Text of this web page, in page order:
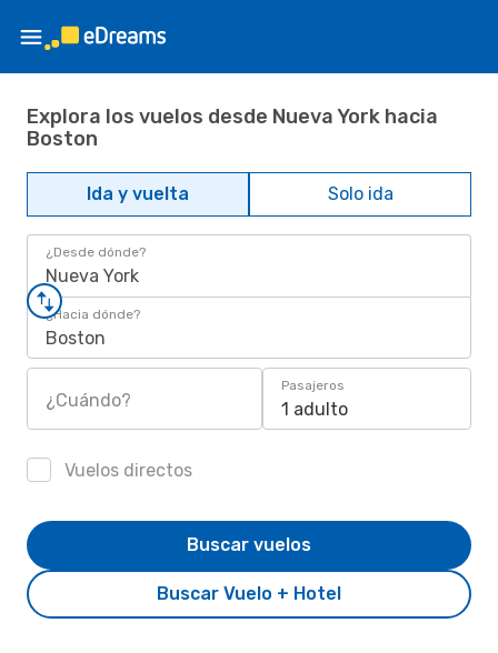
Explora los vuelos desde Nueva York hacia
Boston
Ida y vuelta Solo ida
¿Desde dónde?
Nueva York
¿Hacia dónde?
Boston
¿Cuándo?
Pasajeros
1 adulto
Vuelos directos
Buscar Vuelo + Hotel
Buscar vuelos